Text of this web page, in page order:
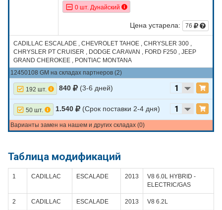
0 шт. Дунайский
Цена устарела: 76
CADILLAC ESCALADE , CHEVROLET TAHOE , CHRYSLER 300 ,
CHRYSLER PT CRUISER , DODGE CARAVAN , FORD F250 , JEEP
GRAND CHEROKEE , PONTIAC MONTANA
12450108 GM на складах партнеров (2)
192 шт. 840 (3-6 дней)
50 шт. 1.540 (Срок поставки 2-4 дня)
Варианты замен на нашем и других складах (0)
Таблица модификаций
1 CADILLAC ESCALADE 2013
V8 6.0L HYBRID -
ELECTRIC/GAS
2 CADILLAC ESCALADE 2013 V8 6.2L